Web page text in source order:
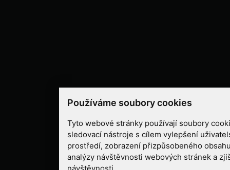
Používáme soubory cookies
Tyto webové stránky používají soubory
sledovací nástroje s cílem vylepšení
prostředí, zobrazení přizpůsobeného
analýzy návštěvnosti webových stránek a